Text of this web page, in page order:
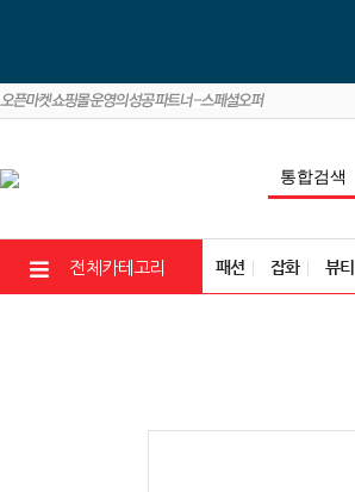
전체카테고리 패션 잡화 뷰티